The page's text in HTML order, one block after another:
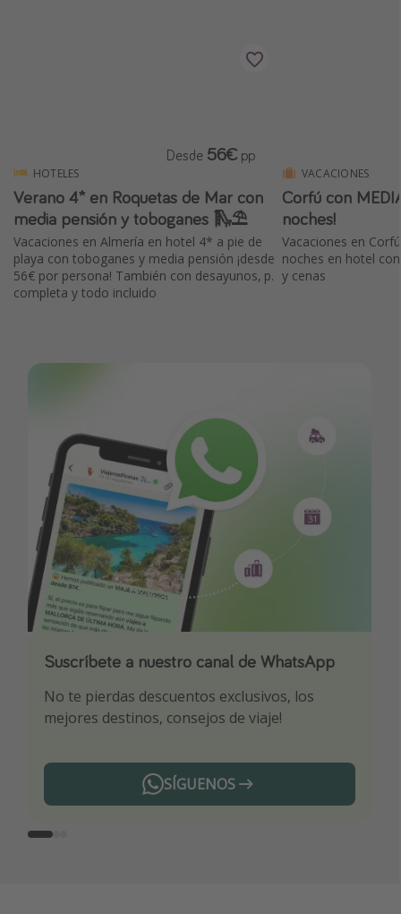
HOTELES
Verano 4* en Roquetas de Mar con
media pensión y toboganes 🛝⛱️
Vacaciones en Almería en hotel 4* a pie de
playa con toboganes y media pensión ¡desde
56€ por persona! También con desayunos, p.
completa y todo incluido
Desde 56€ pp
VACACIONES
Corfú con
noches!
Vacaciones en
noches en hotel
y cenas
Suscríbete a nuestro canal de WhatsApp
No te pierdas descuentos exclusivos, los
mejores destinos, consejos de viaje!
SÍGUENOS
Descarga nuestra app
Sé el primero en reservar nuestros chollazos
¡Suscríbete a nuestro canal de Telegram!
¡Recibe las mejores ofertas seleccionadas para
ti por nuestros expertos en viajes
Telegram